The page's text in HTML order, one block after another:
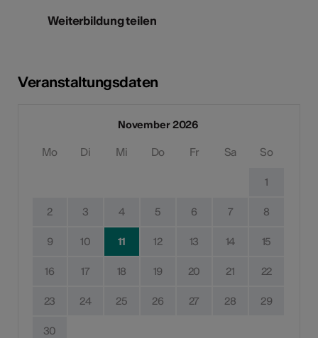
Weiterbildung teilen
Veranstaltungsdaten
November 2026
Mo Di Mi Do Fr Sa So
1
2 3 4 5 6 7 8
9 10 11 12 13 14 15
16 17 18 19 20 21 22
23 24 25 26 27 28 29
30